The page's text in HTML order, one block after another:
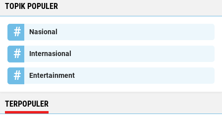
TOPIK POPULER
Nasional
Internasional
Entertainment
TERPOPULER